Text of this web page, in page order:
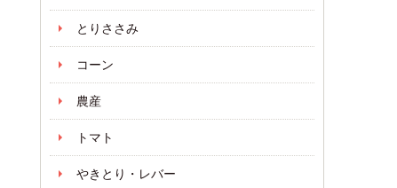
とりささみ
コーン
農産
トマト
やきとり・レバー